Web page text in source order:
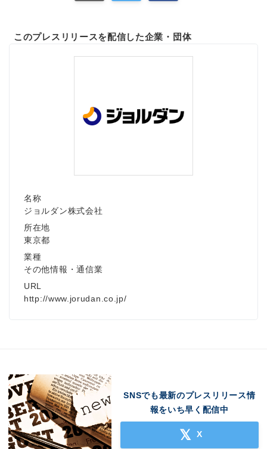
このプレスリリースを配信した企業・団体
名称
ジョルダン株式会社
所在地
東京都
業種
その他情報・通信業
URL
http://www.jorudan.co.jp/
SNSでも最新のプレスリリース情
報をいち早く配信中
X